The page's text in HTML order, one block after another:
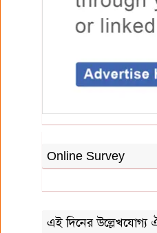
Online Survey
এই দিনের উল্লেখযোগ্য